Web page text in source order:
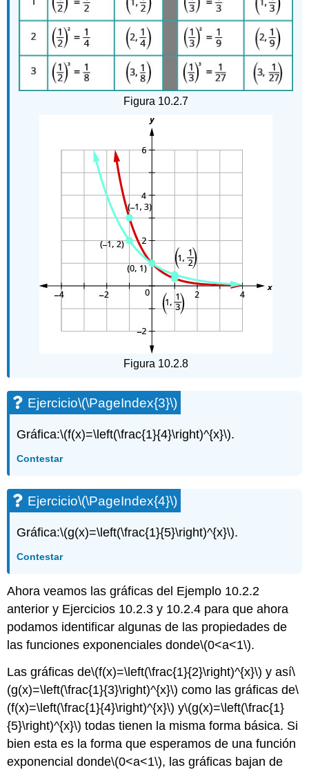
Figura 10.2.7
Figura 10.2.8
Ejercicio\(\PageIndex{3}\)
Gráfica:\(f(x)=\left(\frac{1}{4}\right)^{x}\).
Contestar
Ejercicio\(\PageIndex{4}\)
Gráfica:\(g(x)=\left(\frac{1}{5}\right)^{x}\).
Contestar
Ahora veamos las gráficas del Ejemplo 10.2.2
anterior y Ejercicios 10.2.3 y 10.2.4 para que ahora
podamos identificar algunas de las propiedades de
las funciones exponenciales donde\(0<a<1\).
Las gráficas de\(f(x)=\left(\frac{1}{2}\right)^{x}\) y así\
(g(x)=\left(\frac{1}{3}\right)^{x}\) como las gráficas de\
(f(x)=\left(\frac{1}{4}\right)^{x}\) y\(g(x)=\left(\frac{1}
{5}\right)^{x}\) todas tienen la misma forma básica. Si
bien esta es la forma que esperamos de una función
exponencial donde\(0<a<1\), las gráficas bajan de